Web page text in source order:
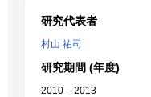
研究代表者
村山 祐司
研究期間 (年度)
2010 – 2013